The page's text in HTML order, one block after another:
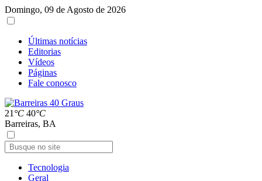
Domingo, 09 de Agosto de 2026
Últimas notícias
Editorias
Vídeos
Páginas
Fale conosco
21 °C 40°C
Barreiras, BA
Tecnologia
Geral